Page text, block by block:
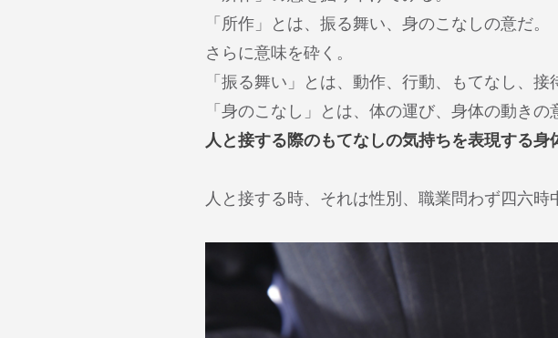
「所作」とは、振る舞い、身のこなしの意だ。
さらに意味を砕く。
「振る舞い」とは、動作、行動、もてなし、接
「身のこなし」とは、体の運び、身体の動きの
人と接する際のもてなしの気持ちを表現する身
人と接する時、それは性別、職業問わず四六時